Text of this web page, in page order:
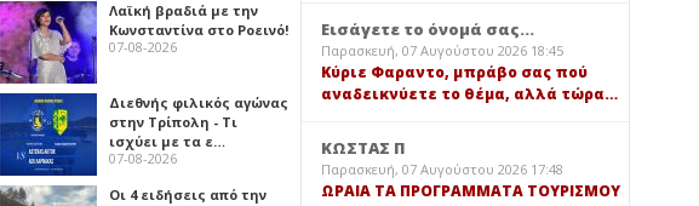
Λαϊκή βραδιά με την
Κωνσταντίνα στο Ροεινό!
07-08-2026
Διεθνής φιλικός αγώνας
στην Τρίπολη - Τι
ισχύει με τα ε…
07-08-2026
Οι 4 ειδήσεις από την
Εισάγετε το όνομά σας...
Παρασκευή, 07 Αυγούστου 2026 18:45
Κύριε Φαραντο, μπράβο σας πού
αναδεικνύετε το θέμα, αλλά τώρα…
ΚΩΣΤΑΣ Π
Παρασκευή, 07 Αυγούστου 2026 17:48
ΩΡΑΙΑ ΤΑ ΠΡΟΓΡΑΜΜΑΤΑ ΤΟΥΡΙΣΜΟΥ